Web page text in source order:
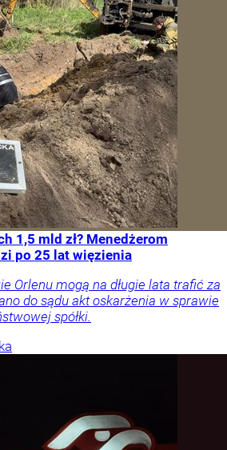
1,5 mld zł? Menedżerom
po 25 lat więzienia
Orlenu mogą na długie lata trafić za
do sądu akt oskarżenia w sprawie
spółki.